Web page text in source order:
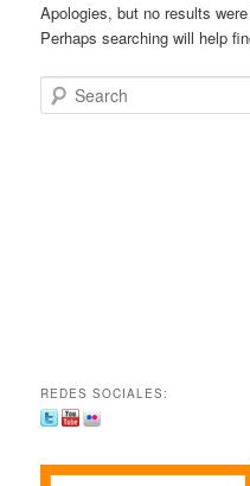
Apologies, but no results
Perhaps searching will help
Search
REDES SOCIALES: